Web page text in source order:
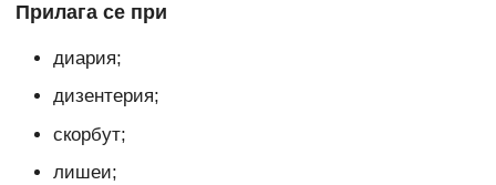
Прилага се при
диария;
дизентерия;
скорбут;
лишеи;